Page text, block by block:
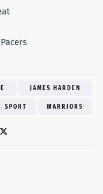
JAMES HARDEN
SPORT WARRIORS